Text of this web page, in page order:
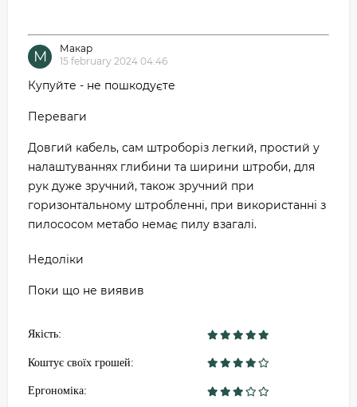
М
Макар
15 february 2024 04:46
Купуйте - не пошкодуєте
Переваги
Довгий кабель, сам штроборіз легкий, простий у
налаштуваннях глибини та ширини штроби, для
рук дуже зручний, також зручний при
горизонтальному штробленні, при використанні з
пилососом метабо немає пилу взагалі.
Недоліки
Поки що не виявив
Якість:
Коштує своїх грошей:
Ергономіка: